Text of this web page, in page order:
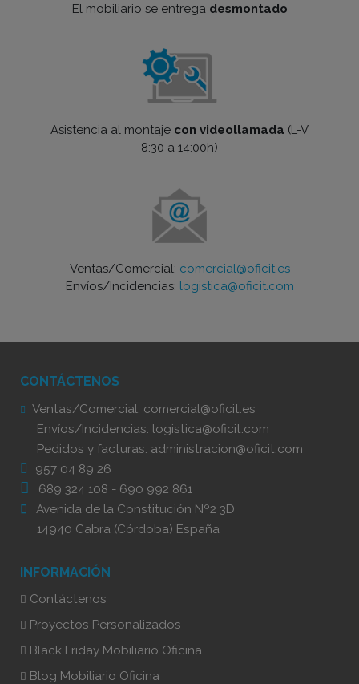
El mobiliario se entrega desmontado
Asistencia al montaje con videollamada (L-V
8:30 a 14:00h)
Ventas/Comercial: comercial@oficit.es
Envíos/Incidencias: logistica@oficit.com
CONTÁCTENOS
Ventas/Comercial: comercial@oficit.es
Envíos/Incidencias: logistica@oficit.com
Pedidos y facturas: administracion@oficit.com
957 04 89 26
689 324 108 - 690 992 861
Avenida de la Constitución Nº2 3D
14940 Cabra (Córdoba) España
INFORMACIÓN
Contáctenos
Proyectos Personalizados
Black Friday Mobiliario Oficina
Blog Mobiliario Oficina